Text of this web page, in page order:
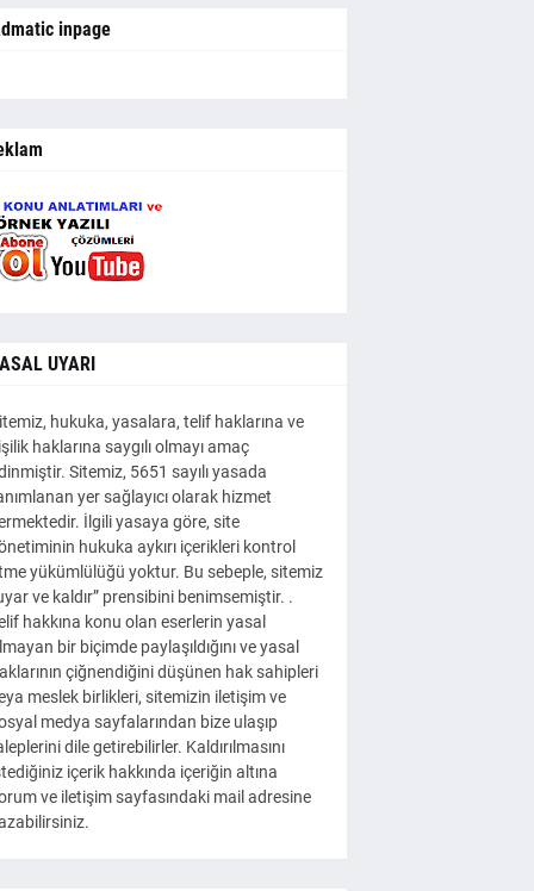
inpage
UYARI
hukuka, yasalara, telif haklarına ve
haklarına saygılı olmayı amaç
Sitemiz, 5651 sayılı yasada
yer sağlayıcı olarak hizmet
İlgili yasaya göre, site
hukuka aykırı içerikleri kontrol
yükümlülüğü yoktur. Bu sebeple, sitemiz
ve kaldır” prensibini benimsemiştir. .
hakkına konu olan eserlerin yasal
bir biçimde paylaşıldığını ve yasal
çiğnendiğini düşünen hak sahipleri
meslek birlikleri, sitemizin iletişim ve
medya sayfalarından bize ulaşıp
dile getirebilirler. Kaldırılmasını
içerik hakkında içeriğin altına
ve iletişim sayfasındaki mail adresine